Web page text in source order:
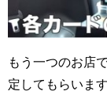
もう一つのお店
定してもらいます